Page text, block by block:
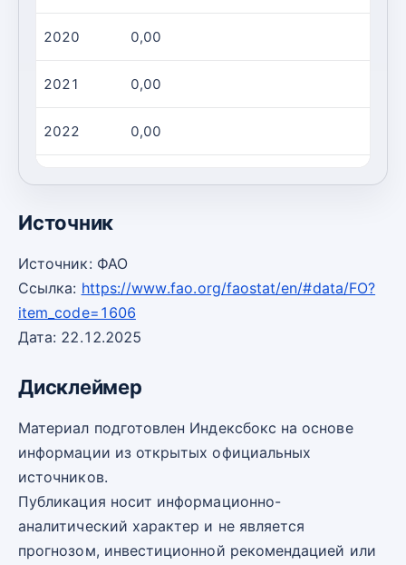
2020 0,00
2021 0,00
2022 0,00
0,00
Источник
Источник: ФАО
Ссылка: https://www.fao.org/faostat/en/#data/FO?
item_code=1606
Дата: 22.12.2025
Дисклеймер
Материал подготовлен Индексбокс на основе
информации из открытых официальных
источников.
Публикация носит информационно-
аналитический характер и не является
прогнозом, инвестиционной рекомендацией или